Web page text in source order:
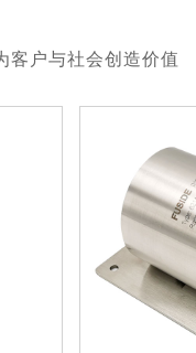
客户与社会创造价值